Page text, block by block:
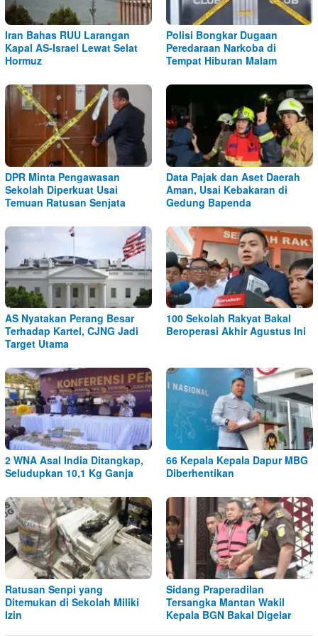
Iran Bahas RUU Larangan
Kapal AS-Israel Lewat Selat
Hormuz
Polisi Bongkar Dugaan
Peredaraan Narkoba di
Tempat Hiburan Malam
DPR Minta Pengawasan
Sekolah Diperkuat Usai
Temuan Ratusan Senjata
Data Pajak dan Aset Daerah
Aman, Usai Kebakaran di
Gedung Bapenda
AS Nyatakan Perang Besar
Terhadap Kartel, CJNG Jadi
Target Utama
100 Sekolah Rakyat Bakal
Beroperasi Akhir Agustus Ini
2 WNA Asal India Ditangkap,
Seludupkan 10,1 Kg Ganja
66 Kepala Kepala Dapur MBG
Diberhentikan
Ratusan Senpi yang
Ditemukan di Sekolah Miliki
Izin
Sidang Praperadilan
Tersangka Mantan Wakil
Kepala BGN Bakal Digelar